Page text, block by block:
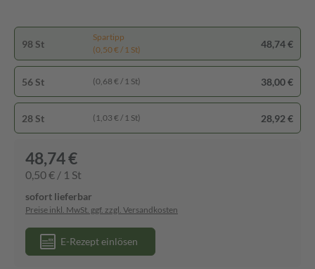
98 St
Spartipp
(0,50 € / 1 St)
48,74 €
56 St (0,68 € / 1 St) 38,00 €
28 St (1,03 € / 1 St) 28,92 €
48,74 €
0,50 € / 1 St
sofort lieferbar
Preise inkl. MwSt. ggf. zzgl. Versandkosten
E-Rezept einlösen